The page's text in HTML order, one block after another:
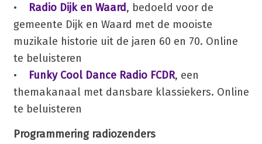
•
Radio Dijk en Waard, bedoeld voor de
gemeente Dijk en Waard met de mooiste
muzikale historie uit de jaren 60 en 70. Online
te beluisteren
•
Funky Cool Dance Radio FCDR, een
themakanaal met dansbare klassiekers. Online
te beluisteren
Programmering radiozenders